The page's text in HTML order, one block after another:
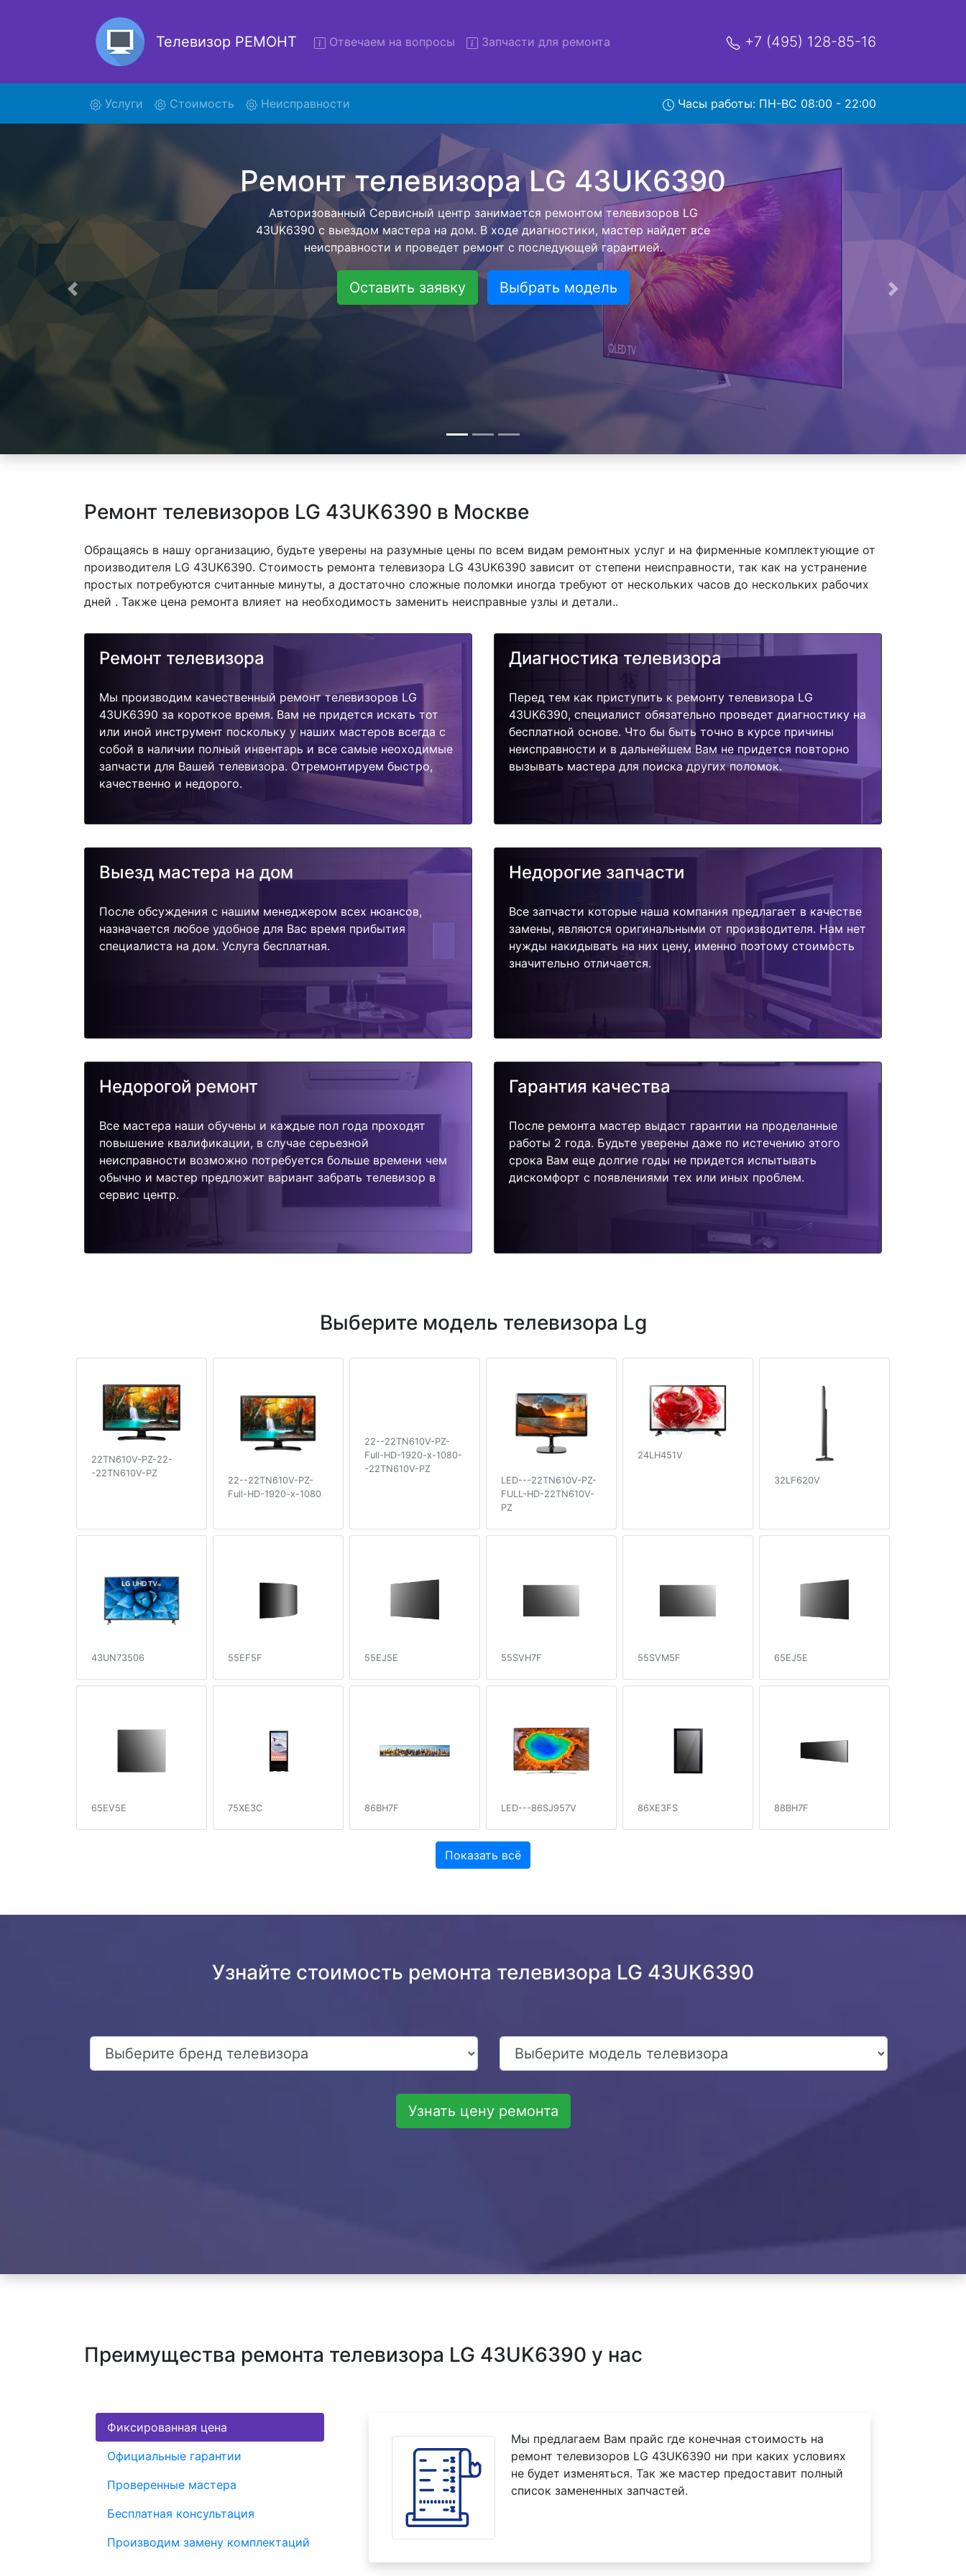
Телевизор РЕМОНТ Отвечаем на вопросы Запчасти для ремонта +7 (495) 128-85-16
Услуги (current)Стоимость Неисправности Часы работы: ПН-ВС 08:00 - 22:00
Ремонт телевизоров LG 43UK6390 с
вывозом в сервис
Ремонт телевизоров LG 43UK6390 с вывозом в сервисный центр и обратно - с
помощью нашей бесплатной услуги, специалист заберет Ваш телевизор для
дальнейшего более детального ремонта. Оговоренная стоимость ремонта
останется неизменно при возвращении видеотехники обратно.
Оставить заявку Выбрать модель
Предыдущая Следующая
Ремонт телевизоров LG 43UK6390 в Москве
Обращаясь в нашу организацию, будьте уверены на разумные цены по всем видам ремонтных услуг и на фирменные комплектующие от
производителя LG 43UK6390. Стоимость ремонта телевизора LG 43UK6390 зависит от степени неисправности, так как на устранение
простых потребуются считанные минуты, а достаточно сложные поломки иногда требуют от нескольких часов до нескольких рабочих
дней . Также цена ремонта влияет на необходимость заменить неисправные узлы и детали..
Ремонт телевизора
Мы производим качественный ремонт телевизоров LG
43UK6390 за короткое время. Вам не придется искать тот
или иной инструмент поскольку у наших мастеров всегда с
собой в наличии полный инвентарь и все самые неоходимые
запчасти для Вашей телевизора. Отремонтируем быстро,
качественно и недорого.
Диагностика телевизора
Перед тем как приступить к ремонту телевизора LG
43UK6390, специалист обязательно проведет диагностику на
бесплатной основе. Что бы быть точно в курсе причины
неисправности и в дальнейшем Вам не придется повторно
вызывать мастера для поиска других поломок.
Выезд мастера на дом
После обсуждения с нашим менеджером всех нюансов,
назначается любое удобное для Вас время прибытия
специалиста на дом. Услуга бесплатная.
Недорогие запчасти
Все запчасти которые наша компания предлагает в качестве
замены, являются оригинальными от производителя. Нам нет
нужды накидывать на них цену, именно поэтому стоимость
значительно отличается.
Недорогой ремонт
Все мастера наши обучены и каждые пол года проходят
повышение квалификации, в случае серьезной
неисправности возможно потребуется больше времени чем
обычно и мастер предложит вариант забрать телевизор в
сервис центр.
Гарантия качества
После ремонта мастер выдаст гарантии на проделанные
работы 2 года. Будьте уверены даже по истечению этого
срока Вам еще долгие годы не придется испытывать
дискомфорт с появлениями тех или иных проблем.
Выберите модель телевизора Lg
22TN610V-PZ-22-
-22TN610V-PZ
22--22TN610V-PZ-
Full-HD-1920-x-1080
22--22TN610V-PZ-
Full-HD-1920-x-1080-
-22TN610V-PZ
LED---22TN610V-PZ-
FULL-HD-22TN610V-
PZ
24LH451V
32LF620V
43UN73506 55EF5F 55EJ5E 55SVH7F 55SVM5F 65EJ5E
65EV5E 75XE3C 86BH7F LED---86SJ957V 86XE3FS 88BH7F
Показать всё
Узнайте стоимость ремонта телевизора LG 43UK6390
Узнать цену ремонта
Преимущества ремонта телевизора LG 43UK6390 у нас
Фиксированная цена
Официальные гарантии
Проверенные мастера
Бесплатная консультация
Производим замену комплектаций
Мы предлагаем Вам прайс где конечная стоимость на
ремонт телевизоров LG 43UK6390 ни при каких условиях
не будет изменяться. Так же мастер предоставит полный
список замененных запчастей.